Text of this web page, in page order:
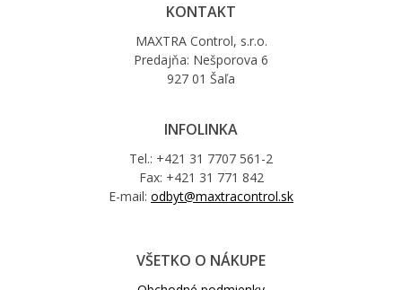
KONTAKT
MAXTRA Control, s.r.o.
Predajňa: Nešporova 6
927 01 Šaľa
INFOLINKA
Tel.: +421 31 7707 561-2
Fax: +421 31 771 842
E-mail: odbyt@maxtracontrol.sk
VŠETKO O NÁKUPE